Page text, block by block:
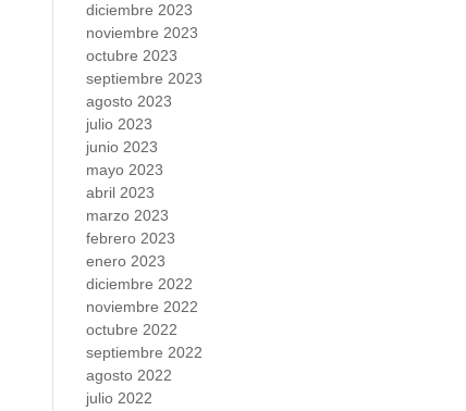
diciembre 2023
noviembre 2023
octubre 2023
septiembre 2023
agosto 2023
julio 2023
junio 2023
mayo 2023
abril 2023
marzo 2023
febrero 2023
enero 2023
diciembre 2022
noviembre 2022
octubre 2022
septiembre 2022
agosto 2022
julio 2022